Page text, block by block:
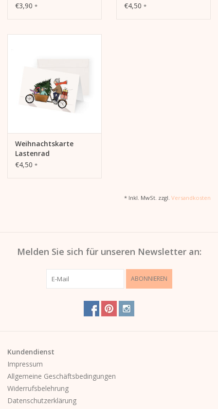
€3,90 *
€4,50 *
Weihnachtskarte
Lastenrad
€4,50 *
* Inkl. MwSt. zzgl. Versandkosten
Melden Sie sich für unseren Newsletter an:
ABONNIEREN
Kundendienst
Impressum
Allgemeine Geschäftsbedingungen
Widerrufsbelehrung
Datenschutzerklärung